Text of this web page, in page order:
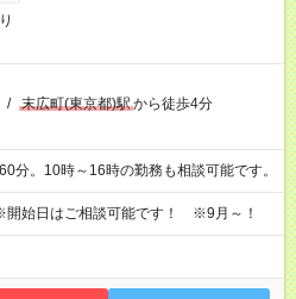
/ 末広町(東京都)駅から徒歩4分
。10時～16時の勤務も相談可能です。
始日はご相談可能です！ ※9月～！